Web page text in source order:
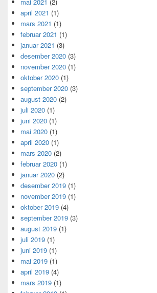
april 2021 (1)
mars 2021 (1)
februar 2021 (1)
januar 2021 (3)
desember 2020 (3)
november 2020 (1)
oktober 2020 (1)
september 2020 (3)
august 2020 (2)
juli 2020 (1)
juni 2020 (1)
mai 2020 (1)
april 2020 (1)
mars 2020 (2)
februar 2020 (1)
januar 2020 (2)
desember 2019 (1)
november 2019 (1)
oktober 2019 (4)
september 2019 (3)
august 2019 (1)
juli 2019 (1)
juni 2019 (1)
mai 2019 (1)
april 2019 (4)
mars 2019 (1)